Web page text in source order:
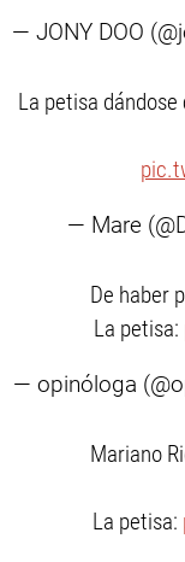
— JONY DOO
La petisa
— Mare
De haber
La petisa:
— opinóloga
Mariano
La petisa: